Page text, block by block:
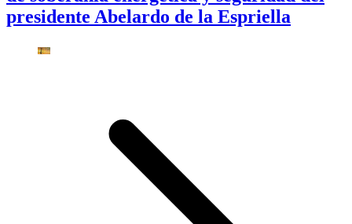
presidente Abelardo de la Espriella